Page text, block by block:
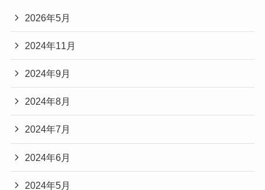
2026年5月
2024年11月
2024年9月
2024年8月
2024年7月
2024年6月
2024年5月